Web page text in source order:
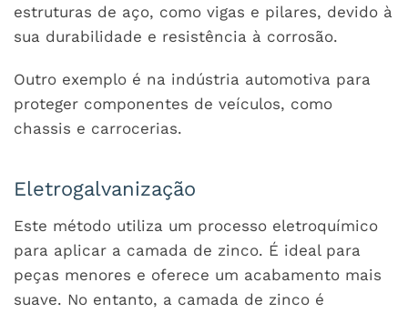
estruturas de aço, como vigas e pilares, devido à
sua durabilidade e resistência à corrosão.
Outro exemplo é na indústria automotiva para
proteger componentes de veículos, como
chassis e carrocerias.
Eletrogalvanização
Este método utiliza um processo eletroquímico
para aplicar a camada de zinco. É ideal para
peças menores e oferece um acabamento mais
suave. No entanto, a camada de zinco é